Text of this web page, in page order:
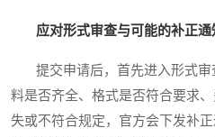
应对形式审查与可能的补正通
提交申请后，首先进入形式审
料是否齐全、格式是否符合要求
失或不符合规定，官方会下发补